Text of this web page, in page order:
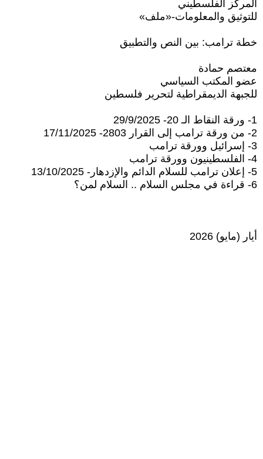
المركز الفلسطيني
للتوثيق والمعلومات-«ملف»
خطة ترامب: بين النص والتطبيق
معتصم حمادة
عضو المكتب السياسي
للجبهة الديمقراطية لتحرير فلسطين
1- ورقة النقاط الـ 20- 29/9/2025
2- من ورقة ترامب إلى القرار 2803- 17/11/2025
3- إسرائيل وورقة ترامب
4- الفلسطينيون وورقة ترامب
5- إعلان ترامب للسلام الدائم والإزدهار- 13/10/2025
6- قراءة في مجلس السلام .. السلام لمن؟
أيار (مايو) 2026